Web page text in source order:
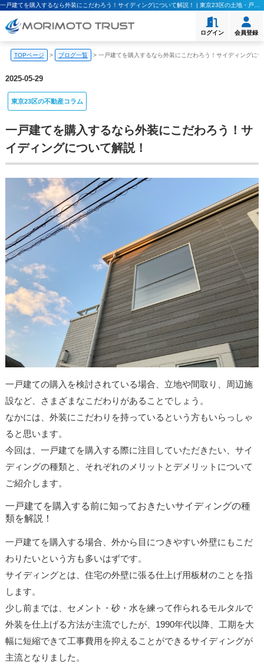
ログイン 会員登録
TOPページ > ブログ一覧 > 一戸建てを購入するなら外装にこだわろう！サイディングに
2025-05-29
東京23区の不動産コラム
一戸建てを購入するなら外装にこだわろう！サ
イディングについて解説！
一戸建ての購入を検討されている場合、立地や間取り、周辺施
設など、さまざまなこだわりがあることでしょう。
なかには、外装にこだわりを持っているという方もいらっしゃ
ると思います。
今回は、一戸建てを購入する際に注目していただきたい、サイ
ディングの種類と、それぞれのメリットとデメリットについて
ご紹介します。
一戸建てを購入する前に知っておきたいサイディングの種
類を解説！
一戸建てを購入する場合、外から目につきやすい外壁にもこだ
わりたいという方も多いはずです。
サイディングとは、住宅の外壁に張る仕上げ用板材のことを指
します。
少し前までは、セメント・砂・水を練って作られるモルタルで
外装を仕上げる方法が主流でしたが、1990年代以降、工期を大
幅に短縮できて工事費用を抑えることができるサイディングが
主流となりました。